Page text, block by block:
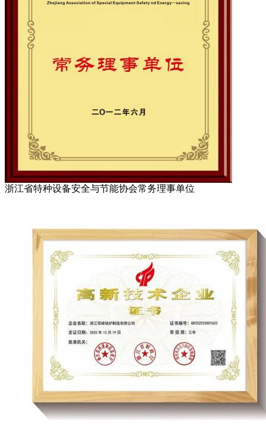
浙江省特种设备安全与节能协会常务理事单位